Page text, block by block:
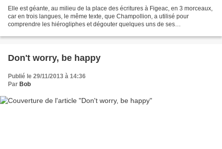
Elle est géante, au milieu de la place des écritures à Figeac, en 3 morceaux,
car en trois langues, le même texte, que Champollion, a utilisé pour
comprendre les hiérogliphes et dégouter quelques uns de ses
Don't worry, be happy
Publié le 29/11/2013 à 14:36
Par Bob